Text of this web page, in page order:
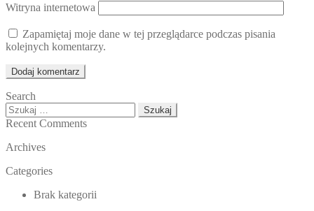
Witryna internetowa
Zapamiętaj moje dane w tej przeglądarce podczas pisania
kolejnych komentarzy.
Search
Szukaj:
Recent Comments
Archives
Categories
Brak kategorii